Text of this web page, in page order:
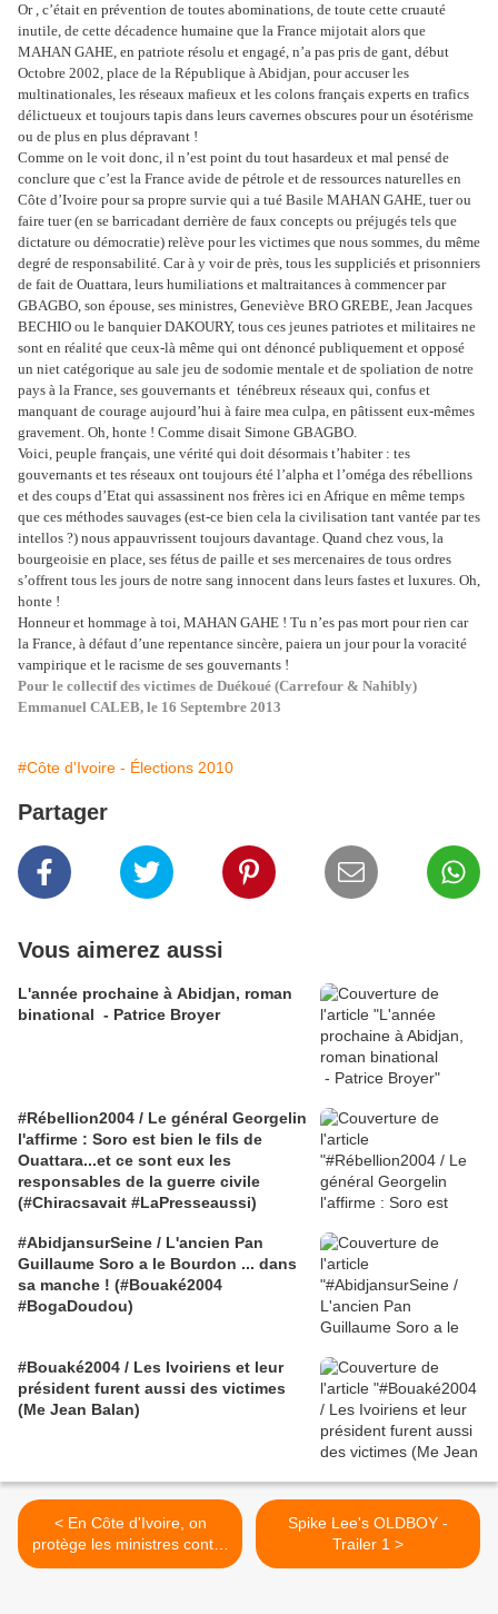
Or , c’était en prévention de toutes abominations, de toute cette cruauté
inutile, de cette décadence humaine que la France mijotait alors que
MAHAN GAHE, en patriote résolu et engagé, n’a pas pris de gant, début
Octobre 2002, place de la République à Abidjan, pour accuser les
multinationales, les réseaux mafieux et les colons français experts en trafics
délictueux et toujours tapis dans leurs cavernes obscures pour un ésotérisme
ou de plus en plus dépravant !
Comme on le voit donc, il n’est point du tout hasardeux et mal pensé de
conclure que c’est la France avide de pétrole et de ressources naturelles en
Côte d’Ivoire pour sa propre survie qui a tué Basile MAHAN GAHE, tuer ou
faire tuer (en se barricadant derrière de faux concepts ou préjugés tels que
dictature ou démocratie) relève pour les victimes que nous sommes, du même
degré de responsabilité. Car à y voir de près, tous les suppliciés et prisonniers
de fait de Ouattara, leurs humiliations et maltraitances à commencer par
GBAGBO, son épouse, ses ministres, Geneviève BRO GREBE, Jean Jacques
BECHIO ou le banquier DAKOURY, tous ces jeunes patriotes et militaires ne
sont en réalité que ceux-là même qui ont dénoncé publiquement et opposé
un niet catégorique au sale jeu de sodomie mentale et de spoliation de notre
pays à la France, ses gouvernants et ténébreux réseaux qui, confus et
manquant de courage aujourd’hui à faire mea culpa, en pâtissent eux-mêmes
gravement. Oh, honte ! Comme disait Simone GBAGBO.
Voici, peuple français, une vérité qui doit désormais t’habiter : tes
gouvernants et tes réseaux ont toujours été l’alpha et l’oméga des rébellions
et des coups d’Etat qui assassinent nos frères ici en Afrique en même temps
que ces méthodes sauvages (est-ce bien cela la civilisation tant vantée par tes
intellos ?) nous appauvrissent toujours davantage. Quand chez vous, la
bourgeoisie en place, ses fétus de paille et ses mercenaires de tous ordres
s’offrent tous les jours de notre sang innocent dans leurs fastes et luxures. Oh,
honte !
Honneur et hommage à toi, MAHAN GAHE ! Tu n’es pas mort pour rien car
la France, à défaut d’une repentance sincère, paiera un jour pour la voracité
vampirique et le racisme de ses gouvernants !
Pour le collectif des victimes de Duékoué (Carrefour & Nahibly)
Emmanuel CALEB, le 16 Septembre 2013
#Côte d'Ivoire - Élections 2010
Partager
Vous aimerez aussi
L'année prochaine à Abidjan, roman
binational - Patrice Broyer
#Rébellion2004 / Le général Georgelin
l'affirme : Soro est bien le fils de
Ouattara...et ce sont eux les
responsables de la guerre civile
(#Chiracsavait #LaPresseaussi)
#AbidjansurSeine / L'ancien Pan
Guillaume Soro a le Bourdon ... dans
sa manche ! (#Bouaké2004
#BogaDoudou)
#Bouaké2004 / Les Ivoiriens et leur
président furent aussi des victimes
(Me Jean Balan)
< En Côte d'Ivoire, on
protège les ministres contre
les microbes, pas les
Spike Lee's OLDBOY -
Trailer 1 >